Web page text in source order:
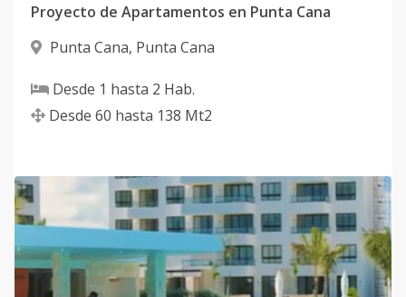
Proyecto de Apartamentos en Punta Cana
Punta Cana, Punta Cana
Desde 1 hasta 2 Hab.
Desde 60 hasta 138 Mt2